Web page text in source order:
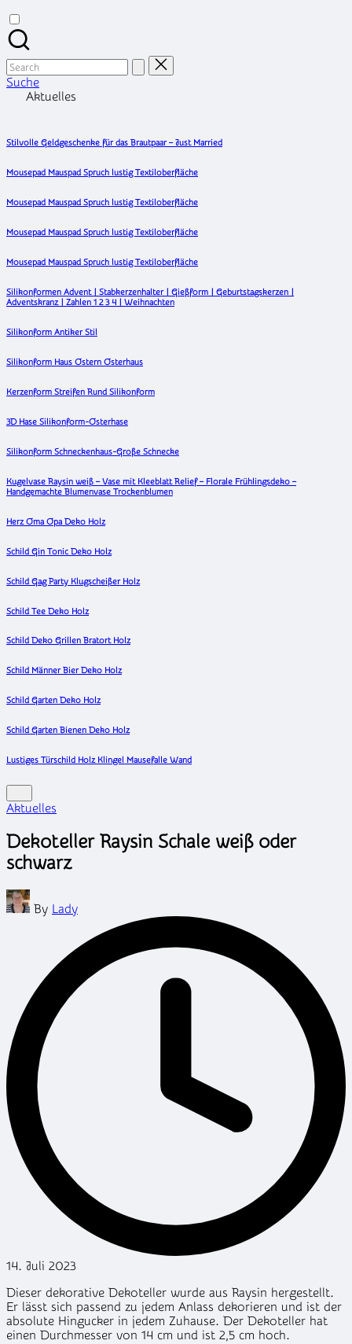
Search
for:
Suche
Aktuelles
Stilvolle Geldgeschenke für das Brautpaar – Just Married
Mousepad Mauspad Spruch lustig Textiloberfläche
Mousepad Mauspad Spruch lustig Textiloberfläche
Mousepad Mauspad Spruch lustig Textiloberfläche
Mousepad Mauspad Spruch lustig Textiloberfläche
Silikonformen Advent | Stabkerzenhalter | Gießform | Geburtstagskerzen |
Adventskranz | Zahlen 1 2 3 4 | Weihnachten
Silikonform Antiker Stil
Silikonform Haus Ostern Osterhaus
Kerzenform Streifen Rund Silikonform
3D Hase Silikonform-Osterhase
Silikonform Schneckenhaus-Große Schnecke
Kugelvase Raysin weiß – Vase mit Kleeblatt Relief – Florale Frühlingsdeko –
Handgemachte Blumenvase Trockenblumen
Herz Oma Opa Deko Holz
Schild Gin Tonic Deko Holz
Schild Gag Party Klugscheißer Holz
Schild Tee Deko Holz
Schild Deko Grillen Bratort Holz
Schild Männer Bier Deko Holz
Schild Garten Deko Holz
Schild Garten Bienen Deko Holz
Lustiges Türschild Holz Klingel Mausefalle Wand
Posted
Aktuelles
Dekoteller Raysin Schale weiß oder
schwarz
Posted
by
By Lady
14. Juli 2023
Dieser dekorative Dekoteller wurde aus Raysin hergestellt.
Er lässt sich passend zu jedem Anlass dekorieren und ist der
absolute Hingucker in jedem Zuhause. Der Dekoteller hat
einen Durchmesser von 14 cm und ist 2,5 cm hoch.